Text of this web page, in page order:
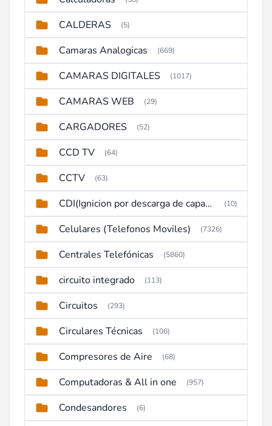
CALDERAS (5)
Camaras Analogicas (669)
CAMARAS DIGITALES (1017)
CAMARAS WEB (29)
CARGADORES (52)
CCD TV (64)
CCTV (63)
CDI(Ignicion por descarga de capacitor) (10)
Celulares (Telefonos Moviles) (7326)
Centrales Telefónicas (5860)
circuito integrado (113)
Circuitos (293)
Circulares Técnicas (106)
Compresores de Aire (68)
Computadoras & All in one (957)
Condesandores (6)